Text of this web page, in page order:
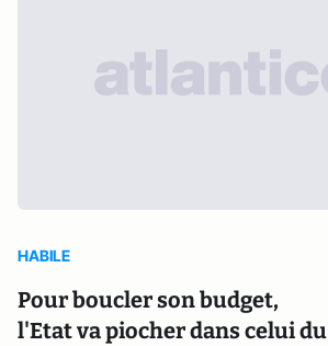
HABILE
Pour boucler son budget,
l'Etat va piocher dans celui du